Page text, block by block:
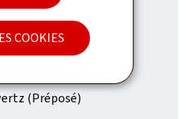
COOKIES
8h à 11h30 et de 13h30
(Préposé)